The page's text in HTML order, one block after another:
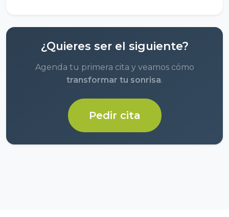
¿Quieres ser el siguiente?
Agenda tu primera cita y veamos cómo
transformar tu sonrisa.
Pedir cita